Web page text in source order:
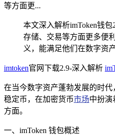
等方面更...
本文深入解析imToken钱
存储、交易等方面更多便
义，能满足他们在数字资
imtoken官网下载2.9-深入解析
在当今数字资产蓬勃发展的时
稳定币，在加密货币市场中扮演
方面。
一、imToken 钱包概述